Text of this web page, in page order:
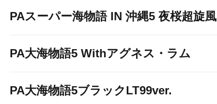
PAスーパー海物語 IN 沖縄5 夜桜超旋
PA大海物語5 Withアグネス・ラム
PA大海物語5ブラックLT99ver.